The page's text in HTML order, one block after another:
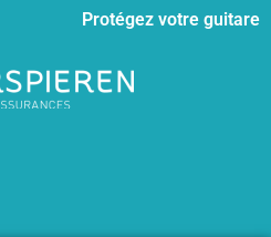
Protégez votre guitare